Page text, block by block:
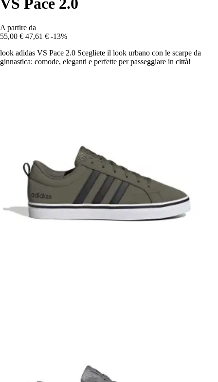
VS Pace 2.0
A partire da
55,00 € 47,61 € -13%
look adidas VS Pace 2.0 Scegliete il look urbano con le scarpe da
ginnastica: comode, eleganti e perfette per passeggiare in città!